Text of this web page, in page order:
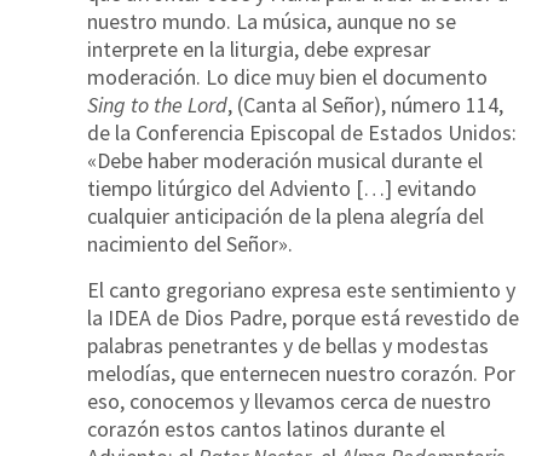
nuestro mundo. La música, aunque no se
interprete en la liturgia, debe expresar
moderación. Lo dice muy bien el documento
Sing to the Lord, (Canta al Señor), número 114,
de la Conferencia Episcopal de Estados Unidos:
«Debe haber moderación musical durante el
tiempo litúrgico del Adviento […] evitando
cualquier anticipación de la plena alegría del
nacimiento del Señor».
El canto gregoriano expresa este sentimiento y
la IDEA de Dios Padre, porque está revestido de
palabras penetrantes y de bellas y modestas
melodías, que enternecen nuestro corazón. Por
eso, conocemos y llevamos cerca de nuestro
corazón estos cantos latinos durante el